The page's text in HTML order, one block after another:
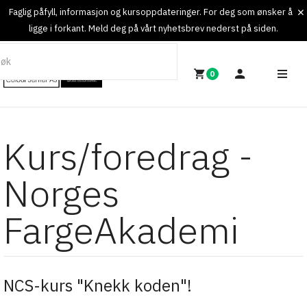
Faglig påfyll, informasjon og kursoppdateringer. For deg som ønsker å
ligge i forkant. Meld deg på vårt nyhetsbrev nederst på siden.
0
Kurs/foredrag -
Norges
FargeAkademi
NCS-kurs "Knekk koden"!